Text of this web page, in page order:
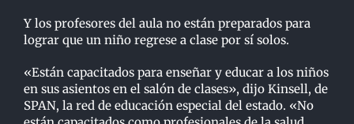
Y los profesores del aula no están preparados para
lograr que un niño regrese a clase por sí solos.
«Están capacitados para enseñar y educar a los niños
en sus asientos en el salón de clases», dijo Kinsell, de
SPAN, la red de educación especial del estado. «No